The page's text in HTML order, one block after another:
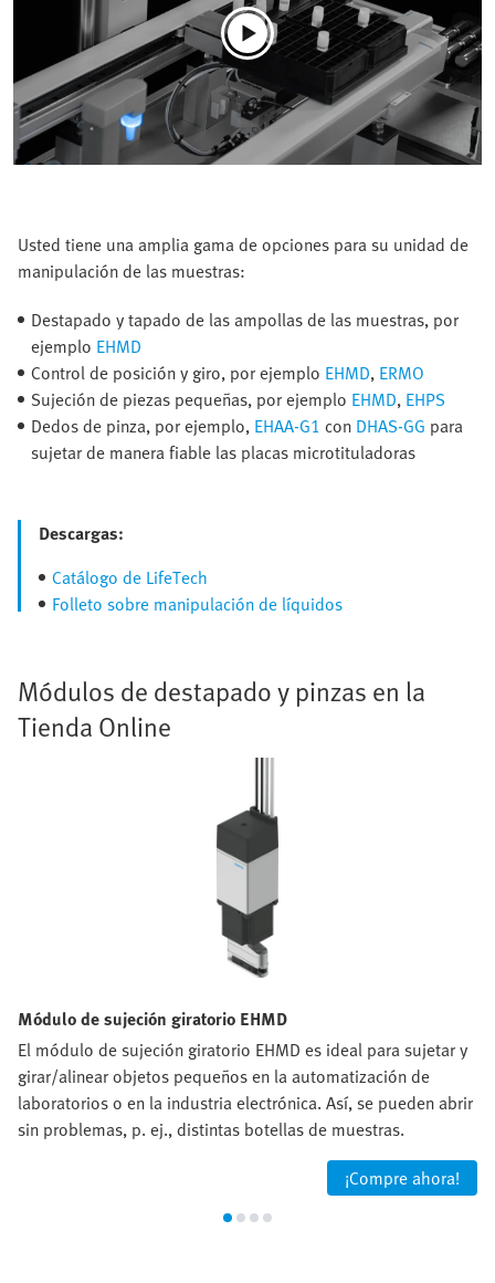
Usted tiene una amplia gama de opciones para su unidad de
manipulación de las muestras:
Destapado y tapado de las ampollas de las muestras, por
ejemplo EHMD
Control de posición y giro, por ejemplo EHMD, ERMO
Sujeción de piezas pequeñas, por ejemplo EHMD, EHPS
Dedos de pinza, por ejemplo, EHAA-G1 con DHAS-GG para
sujetar de manera fiable las placas microtituladoras
Descargas:
Catálogo de LifeTech
Folleto sobre manipulación de líquidos
Módulos de destapado y pinzas en la
Tienda Online
Módulo de sujeción giratorio EHMD
El módulo de sujeción giratorio EHMD es ideal para sujetar y
girar/alinear objetos pequeños en la automatización de
laboratorios o en la industria electrónica. Así, se pueden abrir
sin problemas, p. ej., distintas botellas de muestras.
¡Compre ahora!